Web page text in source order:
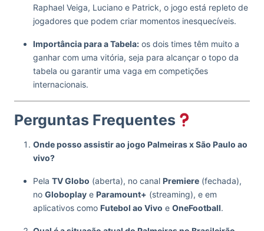
Raphael Veiga, Luciano e Patrick, o jogo está repleto de
jogadores que podem criar momentos inesquecíveis.
Importância para a Tabela: os dois times têm muito a
ganhar com uma vitória, seja para alcançar o topo da
tabela ou garantir uma vaga em competições
internacionais.
Perguntas Frequentes
Onde posso assistir ao jogo Palmeiras x São Paulo ao
vivo?
Pela TV Globo (aberta), no canal Premiere (fechada),
no Globoplay e Paramount+ (streaming), e em
aplicativos como Futebol ao Vivo e OneFootball.